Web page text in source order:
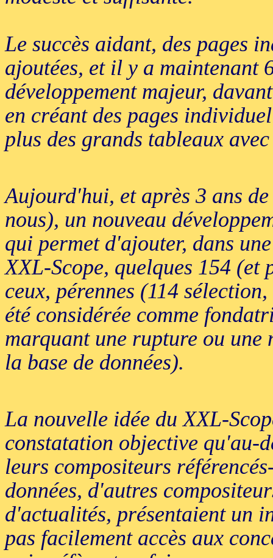
Le succès aidant, des pages
ajoutées, et il y a maintenant
développement majeur,
en créant des pages
plus des grands tableaux
Aujourd'hui, et après 3 ans
nous), un nouveau
qui permet d'ajouter, dans
XXL-Scope, quelques 154
ceux, pérennes (114
été considérée comme
marquant une rupture ou une
la base de données).
La nouvelle idée du XXL-
constatation objective qu'au-
leurs compositeurs
données, d'autres
d'actualités, présentaient un
pas facilement accès aux